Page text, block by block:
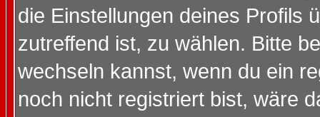
die Einstellungen deines Profils
zutreffend ist, zu wählen. Bitte
wechseln kannst, wenn du ein
noch nicht registriert bist, wäre